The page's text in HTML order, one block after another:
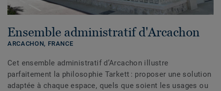
Ensemble administratif d'Arcachon
ARCACHON, FRANCE
Cet ensemble administratif d’Arcachon illustre
parfaitement la philosophie Tarkett : proposer une solution
adaptée à chaque espace, quels que soient les usages ou